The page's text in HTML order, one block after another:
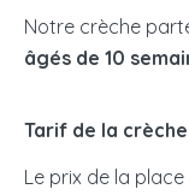
Notre crèche
âgés de 10
Tarif de la
Le prix de la